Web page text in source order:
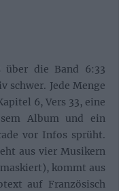
über die Band 6:33
schwer. Jede Menge
6, Vers 33, eine
Album und ein
vor Infos sprüht.
aus vier Musikern
kommt aus
auf Französisch